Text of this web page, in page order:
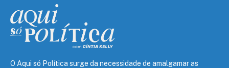
O Aqui só Política surge da necessidade de amalgamar as